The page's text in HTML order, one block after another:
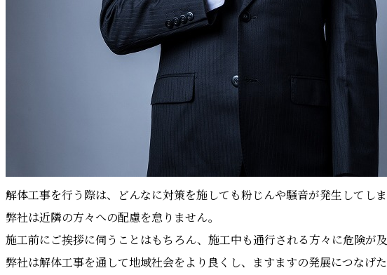
解体工事を行う際は、どんなに対策を施しても粉じんや騒音が発生してしま
弊社は近隣の方々への配慮を怠りません。
施工前にご挨拶に伺うことはもちろん、施工中も通行される方々に危険が
弊社は解体工事を通して地域社会をより良くし、ますますの発展につなげ